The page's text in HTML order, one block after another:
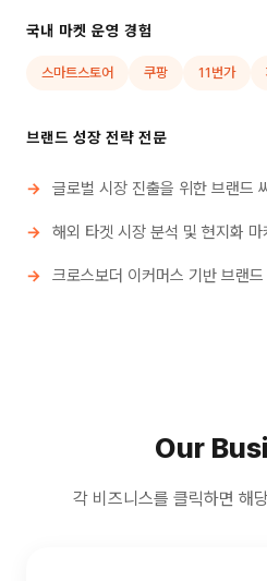
국내 마켓 운영 경험
스마트스토어 쿠팡 11번가
브랜드 성장 전략 전문
글로벌 시장 진출을 위한 브랜드
해외 타겟 시장 분석 및 현지화 마
크로스보더 이커머스 기반 브랜
Our
각 비즈니스를 클릭하면 해